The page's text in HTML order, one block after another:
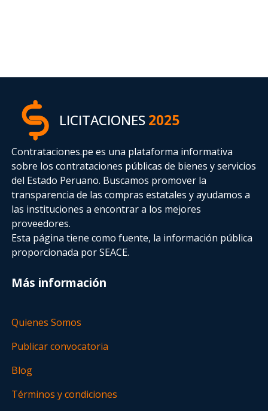
LICITACIONES2025
Contrataciones.pe es una plataforma informativa
sobre los contrataciones públicas de bienes y servicios
del Estado Peruano. Buscamos promover la
transparencia de las compras estatalesy ayudamos a
las instituciones a encontrar a los mejores
proveedores.
Esta página tiene como fuente, la información pública
proporcionada por SEACE.
Más información
Quienes Somos
Publicar convocatoria
Blog
Términos y condiciones